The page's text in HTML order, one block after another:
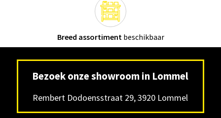
Breed assortiment beschikbaar
Bezoek onze showroom in Lommel
Rembert Dodoensstraat 29, 3920 Lommel